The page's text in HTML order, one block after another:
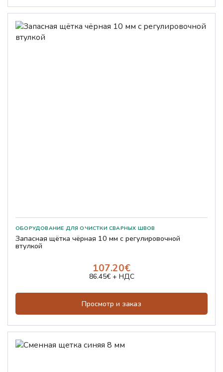
Запасная щётка чёрная 10 мм с регулировочной
втулкой
107.20€
86.45€ + НДС
Просмотр и заказ